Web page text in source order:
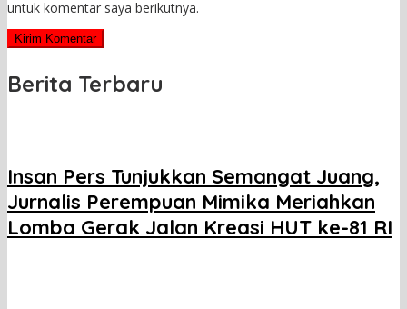
untuk komentar saya berikutnya.
Berita Terbaru
Insan Pers Tunjukkan Semangat Juang,
Jurnalis Perempuan Mimika Meriahkan
Lomba Gerak Jalan Kreasi HUT ke-81 RI